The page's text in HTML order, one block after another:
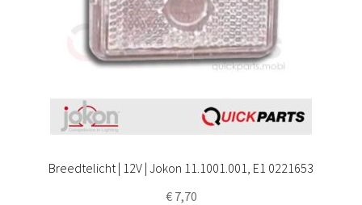
Breedtelicht | 12V | Jokon 11.1001.001, E1 0221653
€7,70